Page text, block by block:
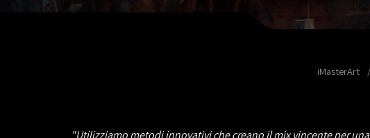
iMasterArt
"Utilizziamo metodi innovativi che creano il mix vincente per una